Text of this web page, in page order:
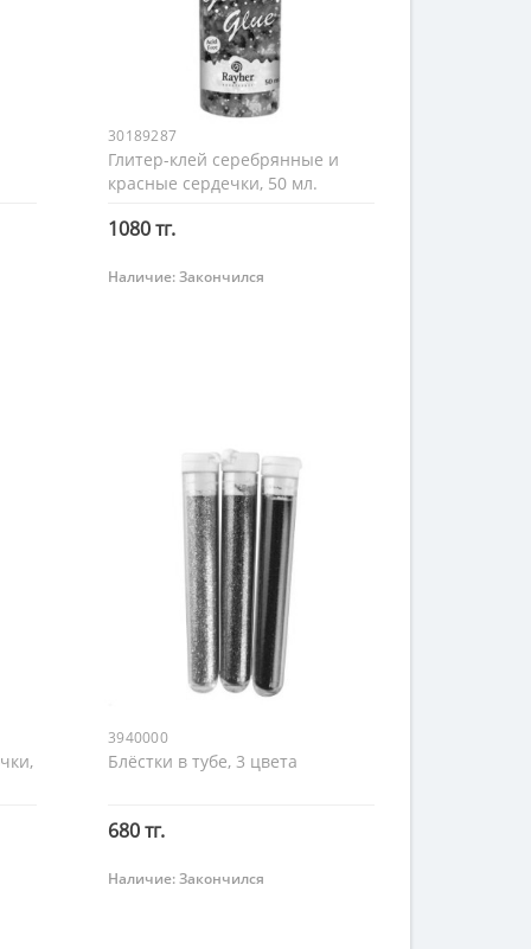
30189287
Глитер-клей серебрянные и
красные сердечки, 50 мл.
1080 тг.
Закончился
Наличие:Закончился
3940000
Блёстки в тубе, 3 цвета
680 тг.
Закончился
Наличие:Закончился